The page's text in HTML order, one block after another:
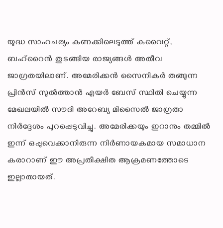
യുദ്ധ സാഹചര്യം കണക്കിലെടുത്ത് കുവൈറ്റ്,
ബഹ്‌റൈൻ തുടങ്ങിയ രാജ്യങ്ങൾ അതീവ
ജാഗ്രതയിലാണ്. അമേരിക്കൻ സൈനികർ തങ്ങുന്ന
പ്രിൻസ് സുൽത്താൻ എയർ ബേസ് സ്ഥിതി ചെയ്യുന്ന
മേഖലയിൽ സൗദി അറേബ്യ മിസൈൽ ജാഗ്രതാ
നിർദ്ദേശം പുറപ്പെടുവിച്ചു. അമേരിക്കയും ഇറാനും തമ്മിൽ
ഇന്ന് ഒപ്പുവെക്കാനിരുന്ന നിർണായകമായ സമാധാന
കരാറാണ് ഈ അപ്രതീക്ഷിത ആക്രമണത്തോടെ
ഇല്ലാതായത്.